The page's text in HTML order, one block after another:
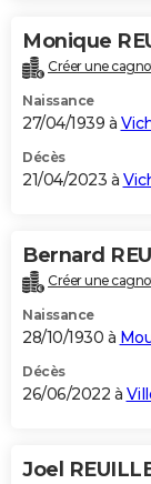
Monique
Créer une
Naissance
27/04/1939 à
Décès
21/04/2023 à
Bernard
Créer une
Naissance
28/10/1930 à
Décès
26/06/2022 à
Joel